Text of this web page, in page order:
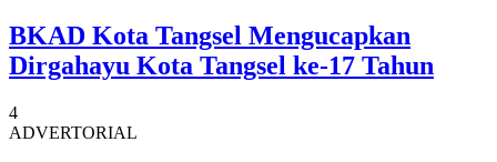
BKAD Kota Tangsel Mengucapkan
Dirgahayu Kota Tangsel ke-17 Tahun
4
ADVERTORIAL